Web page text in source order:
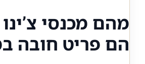
מהם מכנסי
הם פריט חובה